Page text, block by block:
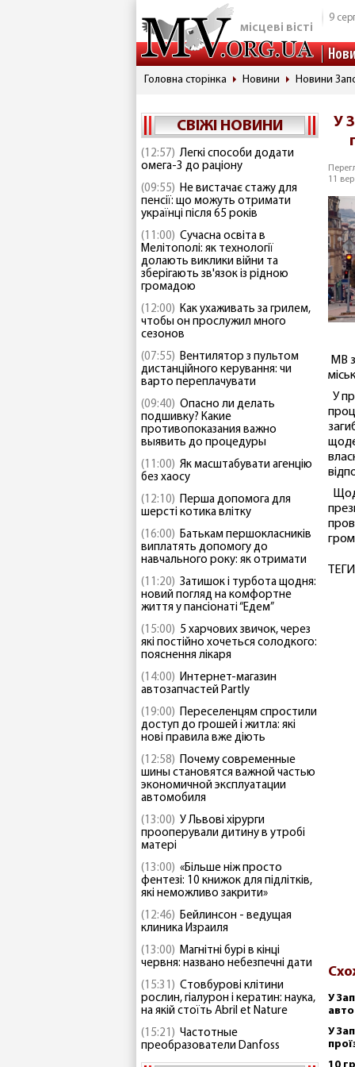
місцеві вісті
9
Головна сторінка Новини Новини
СВІЖІ НОВИНИ
(12:57) Легкі способи додати
омега-3 до раціону
(09:55) Не вистачає стажу для
пенсії: що можуть отримати
українці після 65 років
(11:00) Сучасна освіта в
Мелітополі: як технології
долають виклики війни та
зберігають зв'язок із рідною
громадою
(12:00) Как ухаживать за грилем,
чтобы он прослужил много
сезонов
(07:55) Вентилятор з пультом
дистанційного керування: чи
варто переплачувати
(09:40) Опасно ли делать
подшивку? Какие
противопоказания важно
выявить до процедуры
(11:00) Як масштабувати агенцію
без хаосу
(12:10) Перша допомога для
шерсті котика влітку
(16:00) Батькам першокласників
виплатять допомогу до
навчального року: як отримати
(11:20) Затишок і турбота щодня:
новий погляд на комфортне
життя у пансіонаті “Едем”
(15:00) 5 харчових звичок, через
які постійно хочеться солодкого:
пояснення лікаря
(14:00) Интернет-магазин
автозапчастей Partly
(19:00) Переселенцям спростили
доступ до грошей і житла: які
нові правила вже діють
(12:58) Почему современные
шины становятся важной частью
экономичной эксплуатации
автомобиля
(13:00) У Львові хірурги
прооперували дитину в утробі
матері
(13:00) «Більше ніж просто
фентезі: 10 книжок для підлітків,
які неможливо закрити»
(12:46) Бейлинсон - ведущая
клиника Израиля
(13:00) Магнітні бурі в кінці
червня: названо небезпечні дати
(15:31) Стовбурові клітини
рослин, гіалурон і кератин: наука,
на якій стоїть Abril et Nature
(15:21) Частотные
преобразователи Danfoss
У
11
МВ
У
У
У